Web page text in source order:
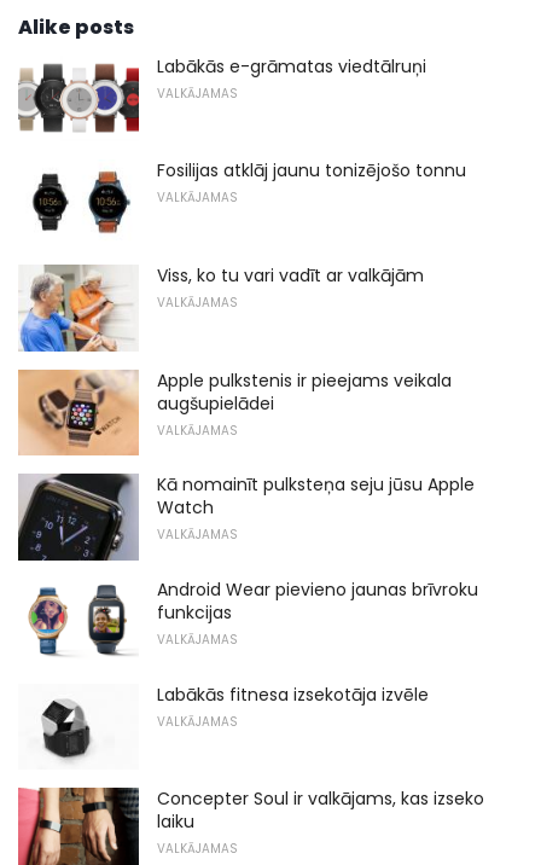
Alike posts
Labākās e-grāmatas viedtālruņi
VALKĀJAMAS
Fosilijas atklāj jaunu tonizējošo tonnu
VALKĀJAMAS
Viss, ko tu vari vadīt ar valkājām
VALKĀJAMAS
Apple pulkstenis ir pieejams veikala
augšupielādei
VALKĀJAMAS
Kā nomainīt pulksteņa seju jūsu Apple
Watch
VALKĀJAMAS
Android Wear pievieno jaunas brīvroku
funkcijas
VALKĀJAMAS
Labākās fitnesa izsekotāja izvēle
VALKĀJAMAS
Concepter Soul ir valkājams, kas izseko
laiku
VALKĀJAMAS